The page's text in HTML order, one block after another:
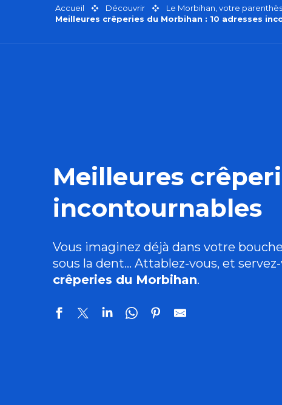
Accueil Découvrir Le Morbihan, votre
Meilleures crêperies du Morbihan : 10 adresses
Meilleures
incontournables
Vous imaginez déjà dans votre
sous la dent… Attablez-vous, et
crêperies du Morbihan.